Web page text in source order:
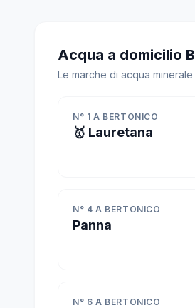
Acqua a domicilio
Le marche di acqua
N° 1 A BERTONICO
🥇 Lauretana
N° 4 A BERTONICO
Panna
N° 6 A BERTONICO